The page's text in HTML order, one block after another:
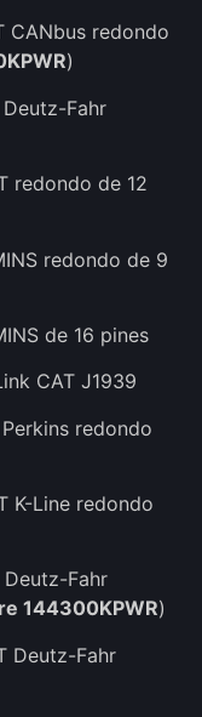
CANbus redondo
)
Fahr
redondo de 12
redondo de 9
de 16 pines
CAT J1939
redondo
K-Line redondo
Deutz-Fahr
144300KPWR)
Deutz-Fahr